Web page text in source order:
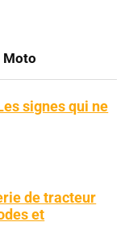
Moto
signes qui ne
de tracteur
et